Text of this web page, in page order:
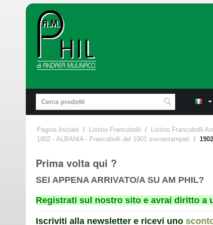
Pagina Iniziale / Listino Francobolli / Listino Francobolli
1902 - ALBANIA - Francobolli del 1901 sovrastampati /
Prima volta qui ?
SEI APPENA ARRIVATO/A SU AM PHIL?
Registrati sul nostro sito e avrai diritto a
Iscriviti alla newsletter e ricevi uno